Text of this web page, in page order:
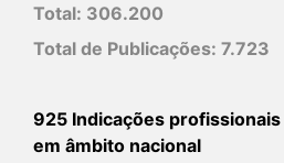
Total: 306.200
Total de Publicações: 7.723
925 Indicações profissionais
em âmbito nacional